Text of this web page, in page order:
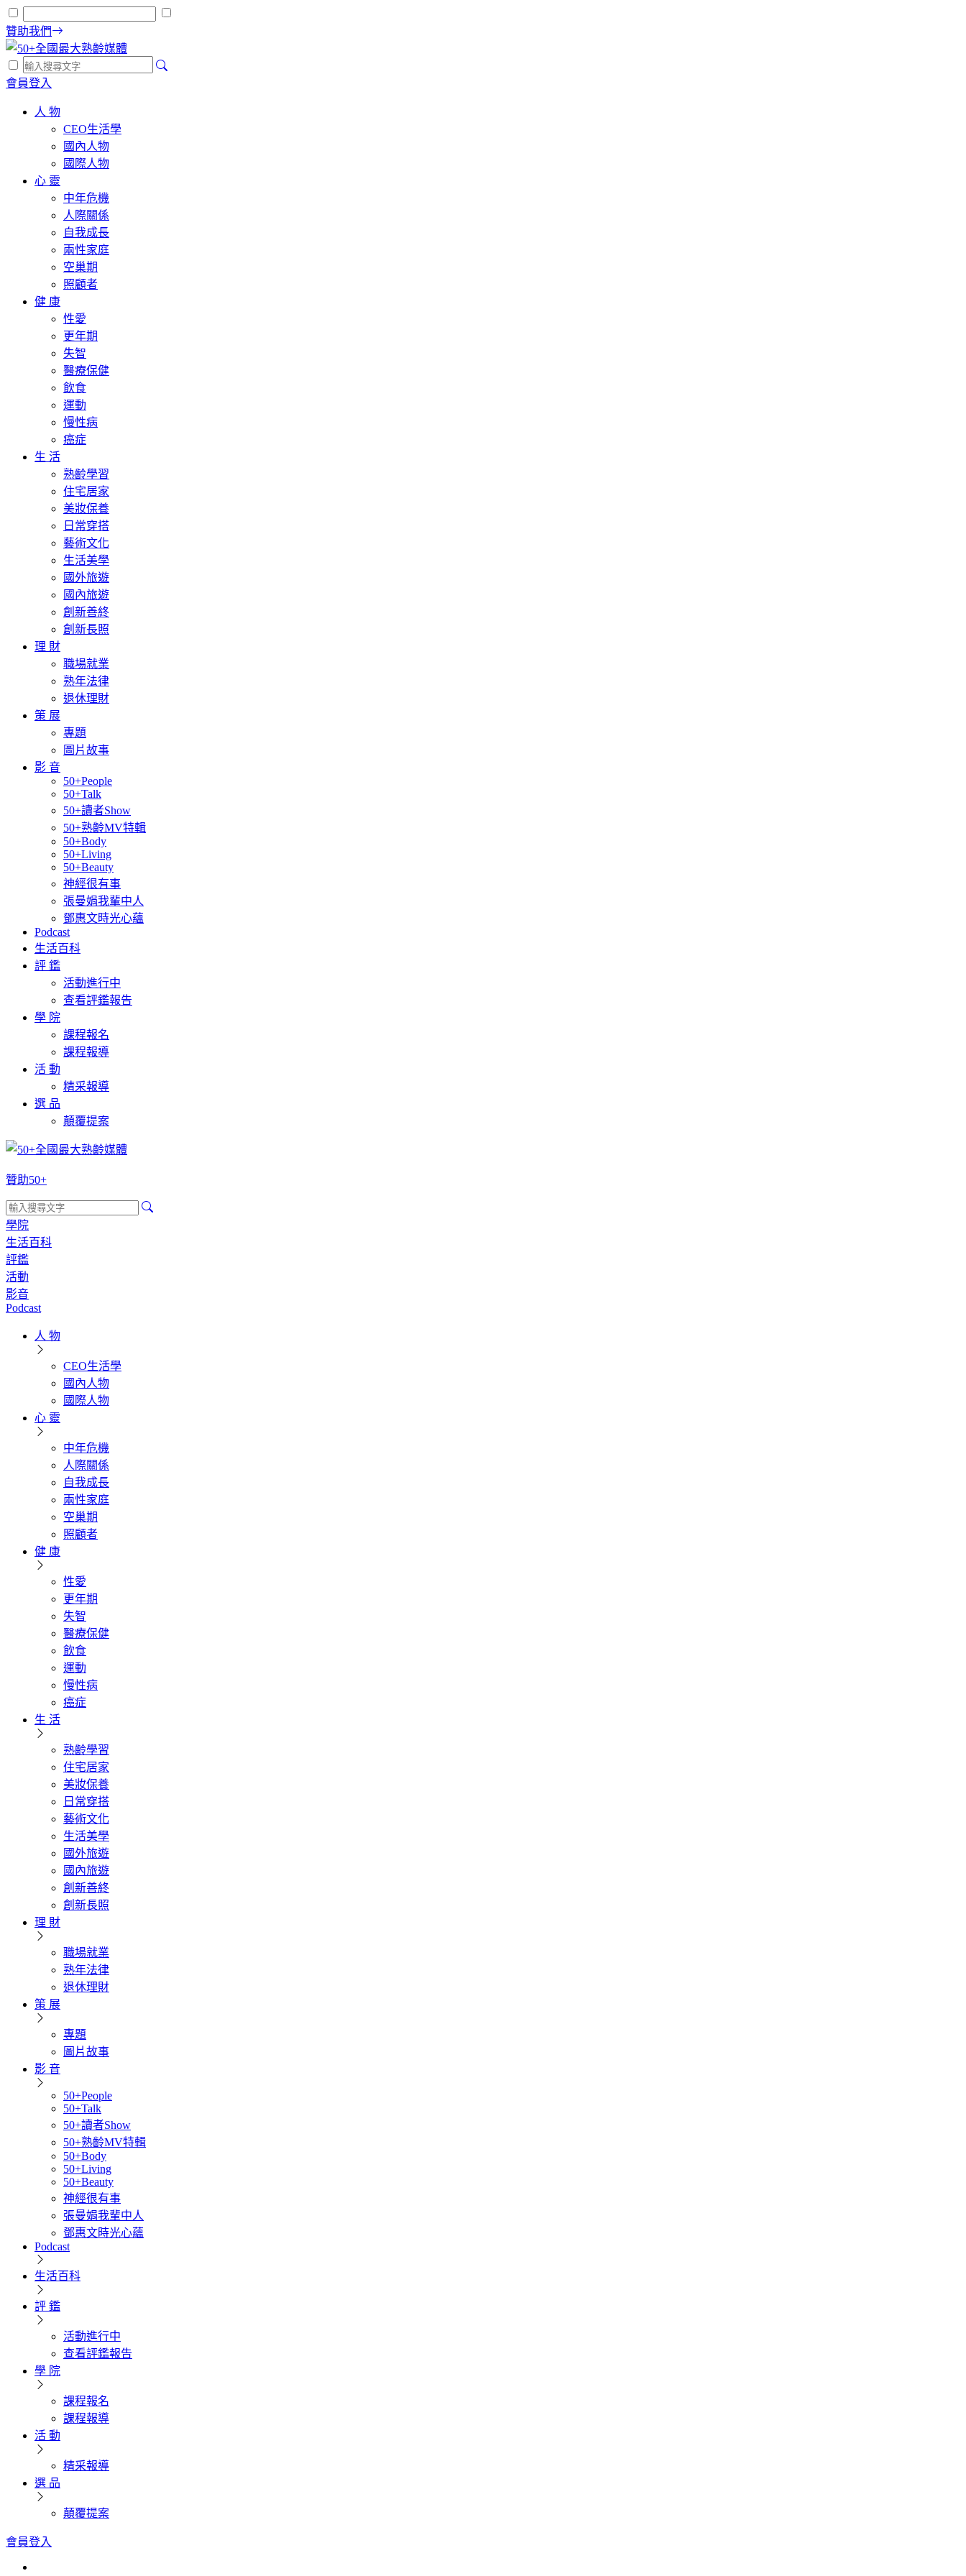
贊助我們
會員登入
人 物
CEO生活學
國內人物
國際人物
心 靈
中年危機
人際關係
自我成長
兩性家庭
空巢期
照顧者
健 康
性愛
更年期
失智
醫療保健
飲食
運動
慢性病
癌症
生 活
熟齡學習
住宅居家
美妝保養
日常穿搭
藝術文化
生活美學
國外旅遊
國內旅遊
創新善終
創新長照
理 財
職場就業
熟年法律
退休理財
策 展
專題
圖片故事
影 音
50+People
50+Talk
50+讀者Show
50+熟齡MV特輯
50+Body
50+Living
50+Beauty
神經很有事
張曼娟我輩中人
鄧惠文時光心蘊
Podcast
生活百科
評 鑑
活動進行中
查看評鑑報告
學 院
課程報名
課程報導
活 動
精采報導
選 品
顛覆提案
贊助50+
學院
生活百科
評鑑
活動
影音
Podcast
人 物
CEO生活學
國內人物
國際人物
心 靈
中年危機
人際關係
自我成長
兩性家庭
空巢期
照顧者
健 康
性愛
更年期
失智
醫療保健
飲食
運動
慢性病
癌症
生 活
熟齡學習
住宅居家
美妝保養
日常穿搭
藝術文化
生活美學
國外旅遊
國內旅遊
創新善終
創新長照
理 財
職場就業
熟年法律
退休理財
策 展
專題
圖片故事
影 音
50+People
50+Talk
50+讀者Show
50+熟齡MV特輯
50+Body
50+Living
50+Beauty
神經很有事
張曼娟我輩中人
鄧惠文時光心蘊
Podcast
生活百科
評 鑑
活動進行中
查看評鑑報告
學 院
課程報名
課程報導
活 動
精采報導
選 品
顛覆提案
會員登入